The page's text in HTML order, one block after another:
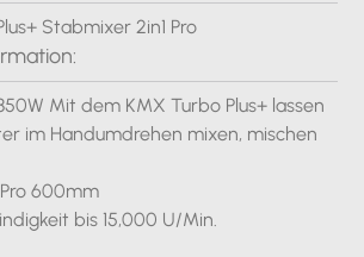
Stabmixer 2in1 Pro
Mit dem KMX Turbo Plus+ lassen
im Handumdrehen mixen, mischen
600mm
bis 15,000 U/Min.